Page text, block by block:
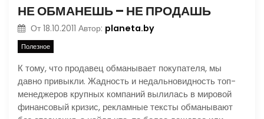
НЕ ОБМАНЕШЬ – НЕ ПРОДАШЬ
От 18.10.2011 Автор: planeta.by
Полезное
К тому, что продавец обманывает покупателя, мы
давно привыкли. Жадность и недальновидность топ-
менеджеров крупных компаний вылилась в мировой
финансовый кризис, рекламные тексты обманывают